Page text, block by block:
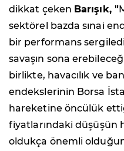
dikkat çeken Barışık, "
sektörel bazda sınai
bir performans
savaşın sona
birlikte, havacılık ve
endekslerinin Borsa
hareketine öncülük
fiyatlarındaki düşüşün
oldukça önemli